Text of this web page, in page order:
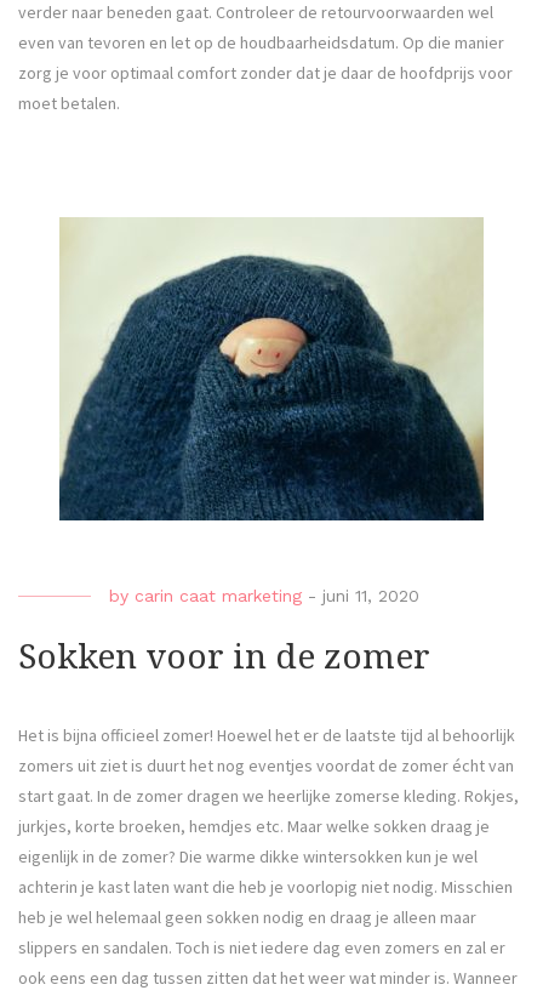
verder naar beneden gaat. Controleer de retourvoorwaarden wel
even van tevoren en let op de houdbaarheidsdatum. Op die manier
zorg je voor optimaal comfort zonder dat je daar de hoofdprijs voor
moet betalen.
by carin caat marketing - juni 11, 2020
Sokken voor in de zomer
Het is bijna officieel zomer! Hoewel het er de laatste tijd al behoorlijk
zomers uit ziet is duurt het nog eventjes voordat de zomer écht van
start gaat. In de zomer dragen we heerlijke zomerse kleding. Rokjes,
jurkjes, korte broeken, hemdjes etc. Maar welke sokken draag je
eigenlijk in de zomer? Die warme dikke wintersokken kun je wel
achterin je kast laten want die heb je voorlopig niet nodig. Misschien
heb je wel helemaal geen sokken nodig en draag je alleen maar
slippers en sandalen. Toch is niet iedere dag even zomers en zal er
ook eens een dag tussen zitten dat het weer wat minder is. Wanneer